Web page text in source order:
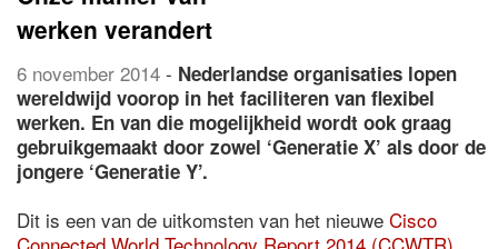
werken verandert
6 november 2014 - Nederlandse organisaties lopen
wereldwijd voorop in het faciliteren van flexibel
werken. En van die mogelijkheid wordt ook graag
gebruikgemaakt door zowel ‘Generatie X’ als door de
jongere ‘Generatie Y’.
Dit is een van de uitkomsten van het nieuwe Cisco